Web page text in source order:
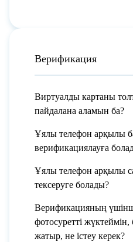
Верификация
Виртуалды картаны
пайдалана аламын ба?
Ұялы телефон арқылы
верификациялауға
Ұялы телефон арқылы
тексеруге болады?
Верификацияның
фотосуретті
жатыр, не істеу керек?